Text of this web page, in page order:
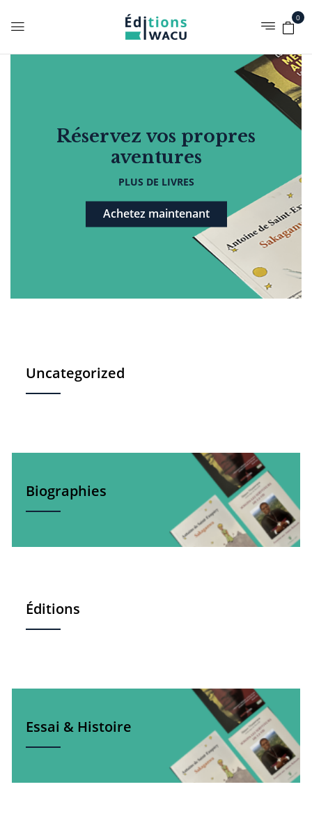
0
Réservez vos propres
aventures
PLUS DE LIVRES
Achetez maintenant
Uncategorized
Biographies
Éditions
Essai & Histoire